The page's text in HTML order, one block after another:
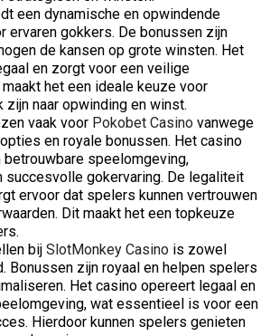
een dynamische en opwindende
ervaren gokkers. De bonussen zijn
de kansen op grote winsten. Het
en zorgt voor een veilige
het een ideale keuze voor
naar opwinding en winst.
vaak voor Pokobet Casino vanwege
en royale bonussen. Het casino
speelomgeving,
succesvolle gokervaring. De legaliteit
ervoor dat spelers kunnen vertrouwen
Dit maakt het een topkeuze
bij SlotMonkey Casino is zowel
Bonussen zijn royaal en helpen spelers
Het casino opereert legaal en
wat essentieel is voor een
Hierdoor kunnen spelers genieten